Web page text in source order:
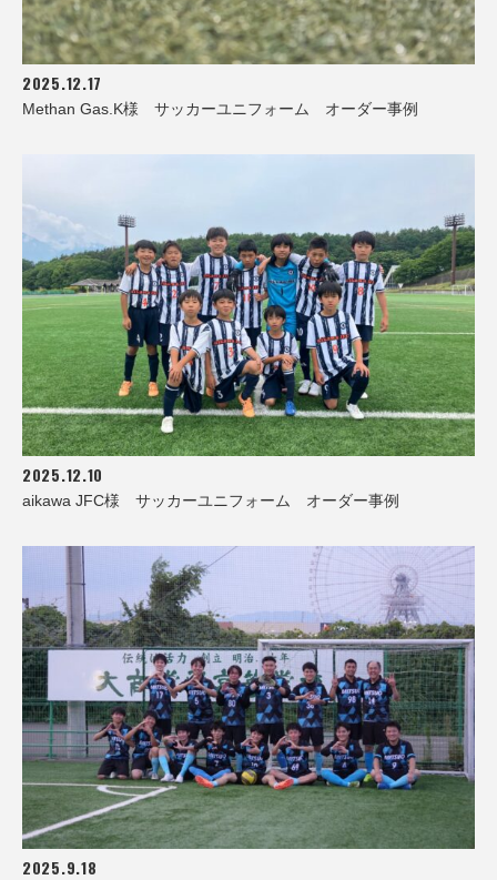
2025.12.17
Methan Gas.K様 サッカーユニフォーム オーダー事例
2025.12.10
aikawa JFC様 サッカーユニフォーム オーダー事例
2025.9.18